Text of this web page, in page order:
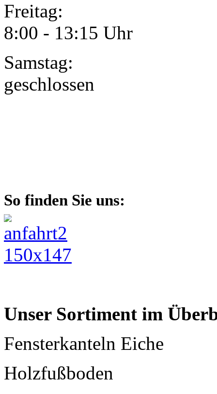
Freitag:
8:00 - 13:15 Uhr
Samstag:
geschlossen
So finden Sie uns:
Unser Sortiment im
Fensterkanteln Eiche
Holzfußboden